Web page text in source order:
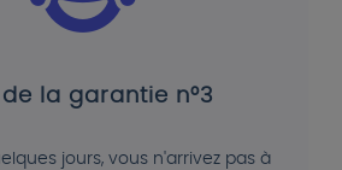
de la garantie n°3
jours, vous n'arrivez pas à